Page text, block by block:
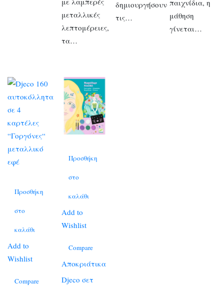
μεταλλικές
λεπτομέρειες,
τα…
δημιουργήσουν
τις…
παιχνίδια, η
μάθηση
γίνεται…
Προσθήκη
στο
καλάθι
Add to
Wishlist
Compare
Προσθήκη
στο
καλάθι
Add to
Wishlist
Compare
Αποκριάτικα
Djeco σετ